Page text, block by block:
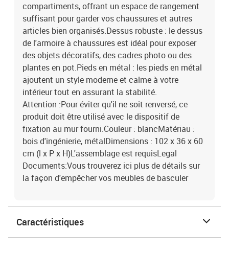
compartiments, offrant un espace de rangement
suffisant pour garder vos chaussures et autres
articles bien organisés.Dessus robuste : le dessus
de l'armoire à chaussures est idéal pour exposer
des objets décoratifs, des cadres photo ou des
plantes en pot.Pieds en métal : les pieds en métal
ajoutent un style moderne et calme à votre
intérieur tout en assurant la stabilité.
Attention :Pour éviter qu'il ne soit renversé, ce
produit doit être utilisé avec le dispositif de
fixation au mur fourni.Couleur : blancMatériau :
bois d'ingénierie, métalDimensions : 102 x 36 x 60
cm (l x P x H)L'assemblage est requisLegal
Documents:Vous trouverez ici plus de détails sur
la façon d'empêcher vos meubles de basculer
Caractéristiques